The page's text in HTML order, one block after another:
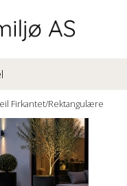
Firkantet/Rektangulære